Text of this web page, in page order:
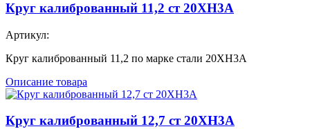
Круг калиброванный 11,2 ст 20ХН3А
Артикул:
Круг калиброванный 11,2 по марке стали 20ХН3А
Описание товара
Круг калиброванный 12,7 ст 20ХН3А